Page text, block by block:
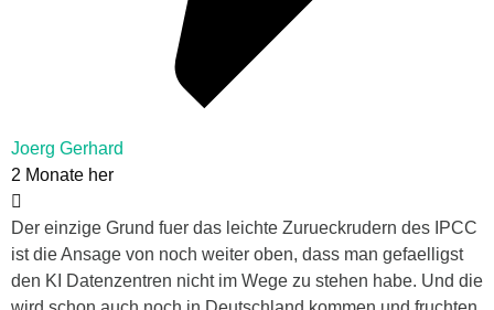
Joerg Gerhard
2 Monate her
Der einzige Grund fuer das leichte Zurueckrudern des IPCC
ist die Ansage von noch weiter oben, dass man gefaelligst
den KI Datenzentren nicht im Wege zu stehen habe. Und die